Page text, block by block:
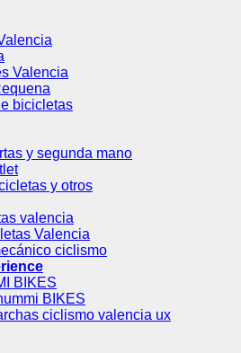
Valencia
bicicletas
y segunda mano
y otros
valencia
Valencia
ciclismo
BIKES
BIKES
ciclismo valencia ux